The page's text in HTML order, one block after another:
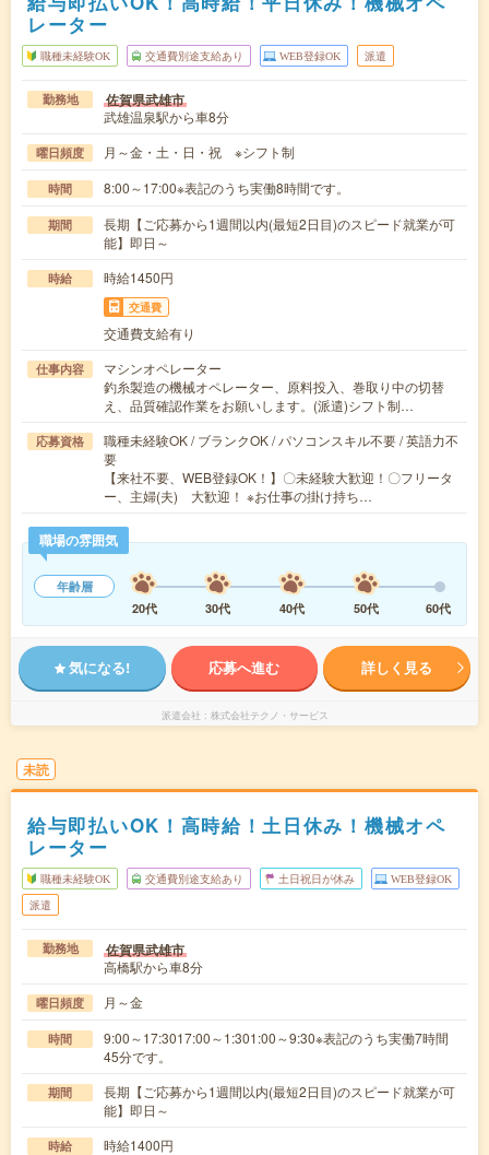
レーター
職種未経験OK 交通費別途支給あり WEB登録OK 派遣
勤務地 佐賀県武雄市
武雄温泉駅から車8分
曜日頻度 月～金・土・日・祝 ※シフト制
時間 8:00～17:00※表記のうち実働8時間です。
期間
長期【ご応募から1週間以内(最短2日目)のスピード就業が可
能】即日～
時給 時給1450円
交通費
交通費支給有り
仕事内容
マシンオペレーター
釣糸製造の機械オペレーター、原料投入、巻取り中の切替
え、品質確認作業をお願いします。(派遣)シフト制…
応募資格
職種未経験OK / ブランクOK / パソコンスキル不要 / 英語力不
要
【来社不要、WEB登録OK！】〇未経験大歓迎！〇フリータ
ー、主婦(夫) 大歓迎！ ※お仕事の掛け持ち…
職場の雰囲気
年齢層
20代
30代 40代 50代 60代
気になる! 応募へ進む 詳しく見る
派遣会社 株式会社テクノ・サービス
未読
給与即払いOK！高時給！土日休み！機械オペ
レーター
職種未経験OK 交通費別途支給あり 土日祝日が休み WEB登録OK
派遣
勤務地 佐賀県武雄市
高橋駅から車8分
曜日頻度 月～金
時間
9:00～17:3017:00～1:301:00～9:30※表記のうち実働7時間
45分です。
期間
長期【ご応募から1週間以内(最短2日目)のスピード就業が可
能】即日～
時給 時給1400円